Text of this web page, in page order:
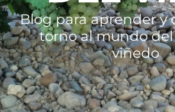
Blog para aprender y
torno al mundo del
viñedo